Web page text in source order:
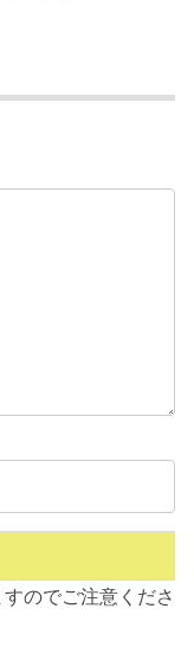
のでご注意くださ